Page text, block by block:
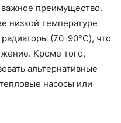
преимущество.
низкой температуре
(70-90°C), что
Кроме того,
альтернативные
насосы или